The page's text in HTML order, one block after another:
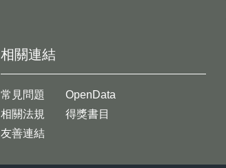
相關連結
常見問題
相關法規
友善連結
OpenData
得獎書目